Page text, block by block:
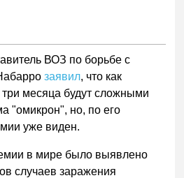
ВОЗ по борьбе с
заявил, что как
месяца будут сложными
"омикрон", но, по его
уже виден.
в мире было выявлено
случаев заражения